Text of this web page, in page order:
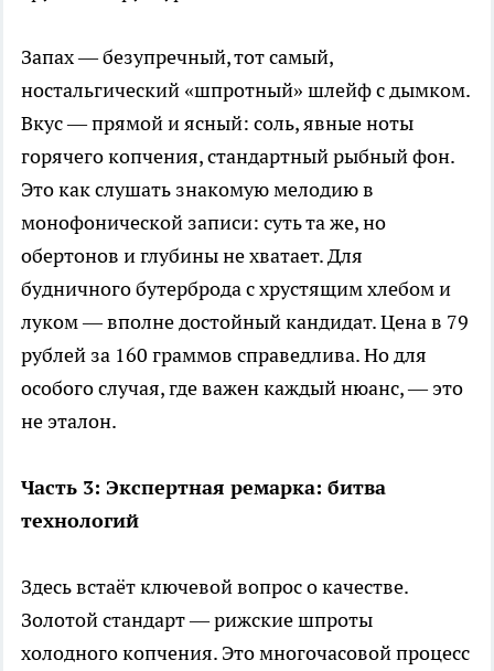
Запах — безупречный, тот самый,
ностальгический «шпротный» шлейф с дымком.
Вкус — прямой и ясный: соль, явные ноты
горячего копчения, стандартный рыбный фон.
Это как слушать знакомую мелодию в
монофонической записи: суть та же, но
обертонов и глубины не хватает. Для
будничного бутерброда с хрустящим хлебом и
луком — вполне достойный кандидат. Цена в 79
рублей за 160 граммов справедлива. Но для
особого случая, где важен каждый нюанс, — это
не эталон.
Часть 3: Экспертная ремарка: битва
технологий
Здесь встаёт ключевой вопрос о качестве.
Золотой стандарт — рижские шпроты
холодного копчения. Это многочасовой процесс